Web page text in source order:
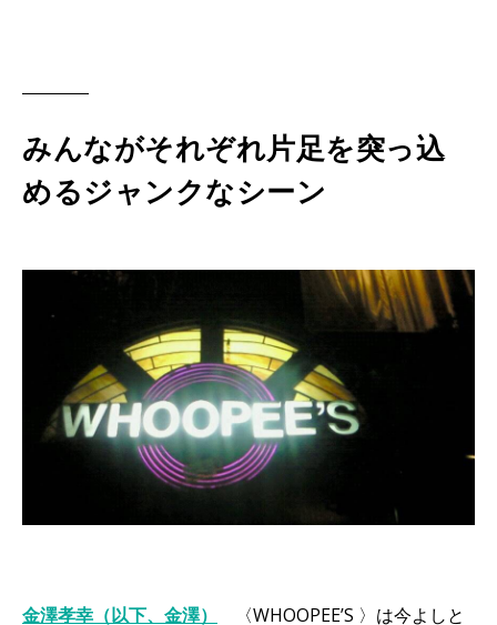
みんながそれぞれ片足を突っ込
めるジャンクなシーン
金澤孝幸（以下、金澤）
〈WHOOPEE’S 〉は今よしと